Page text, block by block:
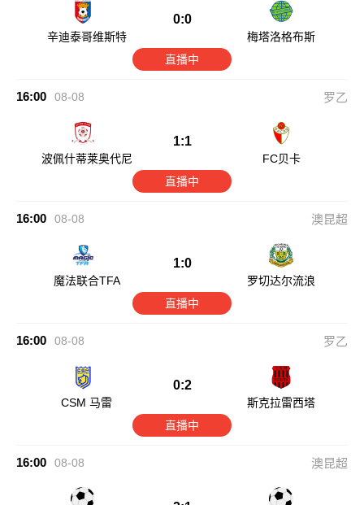
辛迪泰哥维斯特
0:0
梅塔洛格布斯
直播中
16:00 08-08 罗乙
波佩什蒂莱奥代尼
1:1
FC贝卡
直播中
16:00 08-08 澳昆超
魔法联合TFA
1:0
罗切达尔流浪
直播中
16:00 08-08 罗乙
CSM 马雷
0:2
斯克拉雷西塔
直播中
16:00 08-08 澳昆超